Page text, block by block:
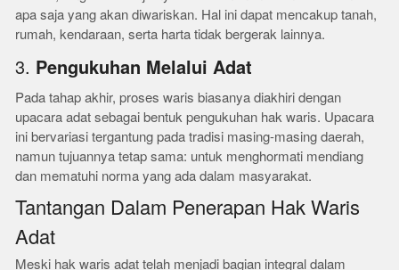
apa saja yang akan diwariskan. Hal ini dapat mencakup tanah,
rumah, kendaraan, serta harta tidak bergerak lainnya.
3. Pengukuhan Melalui Adat
Pada tahap akhir, proses waris biasanya diakhiri dengan
upacara adat sebagai bentuk pengukuhan hak waris. Upacara
ini bervariasi tergantung pada tradisi masing-masing daerah,
namun tujuannya tetap sama: untuk menghormati mendiang
dan mematuhi norma yang ada dalam masyarakat.
Tantangan Dalam Penerapan Hak Waris
Adat
Meski hak waris adat telah menjadi bagian integral dalam